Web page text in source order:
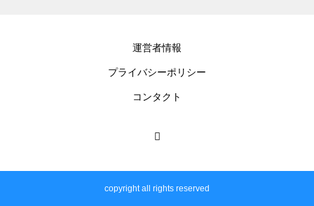
運営者情報
プライバシーポリシー
コンタクト
copyright all rights reserved